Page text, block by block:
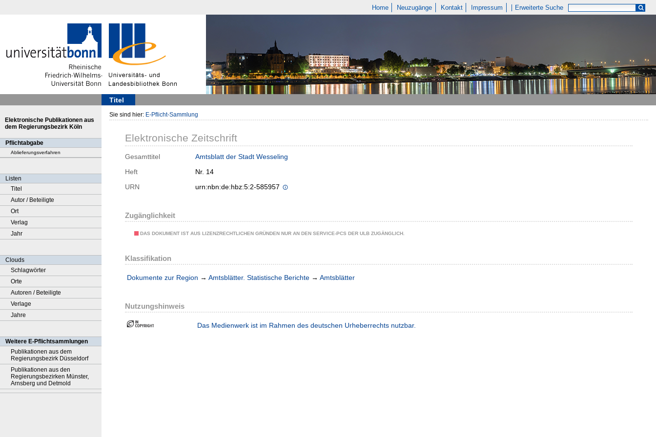
Home Neuzugänge Kontakt Impressum Erweiterte Suche
Titel
Elektronische Publikationen aus
dem Regierungsbezirk Köln
Pflichtabgabe
Ablieferungsverfahren
Listen
Titel
Autor / Beteiligte
Ort
Verlag
Jahr
Clouds
Schlagwörter
Orte
Autoren / Beteiligte
Verlage
Jahre
Weitere E-Pflichtsammlungen
Publikationen aus dem
Regierungsbezirk Düsseldorf
Publikationen aus den
Regierungsbezirken Münster,
Arnsberg und Detmold
Sie sind hier: E-Pflicht-Sammlung
Elektronische Zeitschrift
Gesamttitel
Amtsblatt der Stadt Wesseling
Heft
Nr. 14
URN
urn:nbn:de:hbz:5:2-585957
Zugänglichkeit
DAS DOKUMENT IST AUS LIZENZRECHTLICHEN GRÜNDEN NUR AN DEN SERVICE-PCS DER ULB ZUGÄNGLICH.
Klassifikation
Dokumente zur Region → Amtsblätter. Statistische Berichte → Amtsblätter
Nutzungshinweis
Das Medienwerk ist im Rahmen des deutschen Urheberrechts nutzbar.